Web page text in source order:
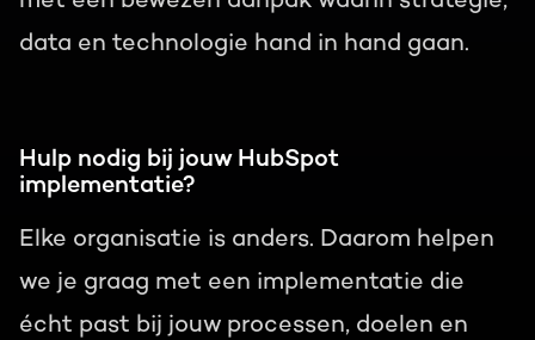
data en technologie hand in hand gaan.
Hulp nodig bij jouw HubSpot
implementatie?
Elke organisatie is anders. Daarom helpen
we je graag met een implementatie die
écht past bij jouw processen, doelen en